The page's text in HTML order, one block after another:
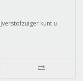
kunt u